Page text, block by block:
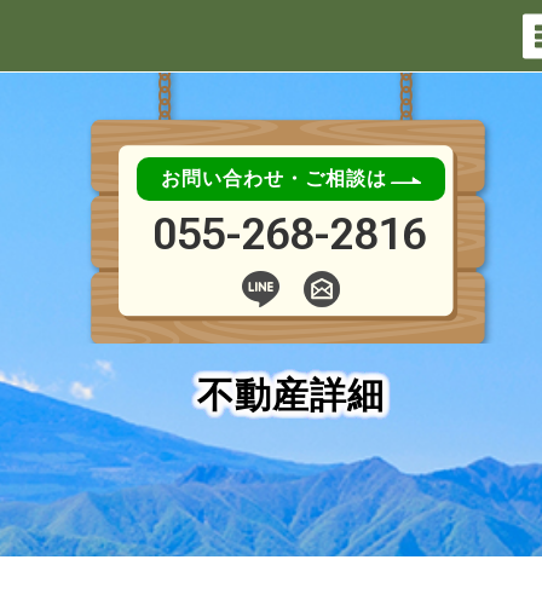
お問い合わせ・ご相談は
055-268-2816
不動産詳細